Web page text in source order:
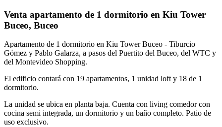
Venta apartamento de 1 dormitorio en Kiu Tower
Buceo, Buceo
Apartamento de 1 dormitorio en Kiu Tower Buceo - Tiburcio
Gómez y Pablo Galarza, a pasos del Puertito del Buceo, del WTC y
del Montevideo Shopping.
El edificio contará con 19 apartamentos, 1 unidad loft y 18 de 1
dormitorio.
La unidad se ubica en planta baja. Cuenta con living comedor con
cocina semi integrada, un dormitorio y un baño completo. Patio de
uso exclusivo.